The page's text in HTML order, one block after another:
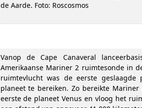
de Aarde. Foto: Roscosmos
Vanop de Cape Canaveral
Amerikaanse Mariner 2 ruimtesonde in
ruimtevlucht was de eerste geslaagde
planeet te bereiken. Zo bereikte
eerste de planeet Venus en vloog het